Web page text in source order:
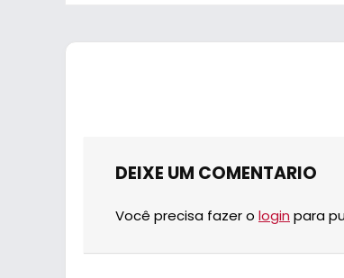
DEIXE UM COMENTARIO
Você precisa fazer o login para